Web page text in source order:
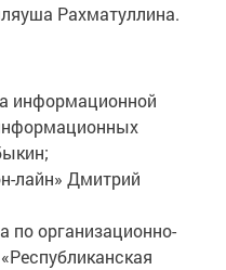
Рахматуллина.
информационной
лайн» Дмитрий
по организационно-